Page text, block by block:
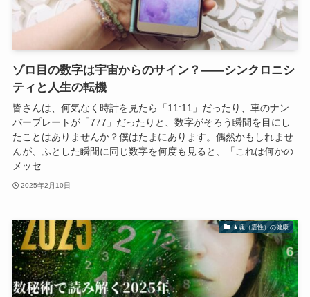
ゾロ目の数字は宇宙からのサイン？——シンクロニシ
ティと人生の転機
皆さんは、何気なく時計を見たら「11:11」だったり、車のナン
バープレートが「777」だったりと、数字がそろう瞬間を目にし
たことはありませんか？僕はたまにあります。偶然かもしれませ
んが、ふとした瞬間に同じ数字を何度も見ると、「これは何かの
メッセ...
2025年2月10日
★魂（霊性）の健康